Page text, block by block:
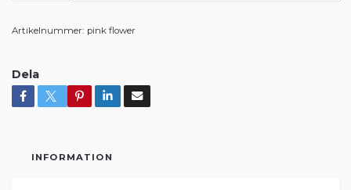
Artikelnummer: pink flower
Dela
INFORMATION